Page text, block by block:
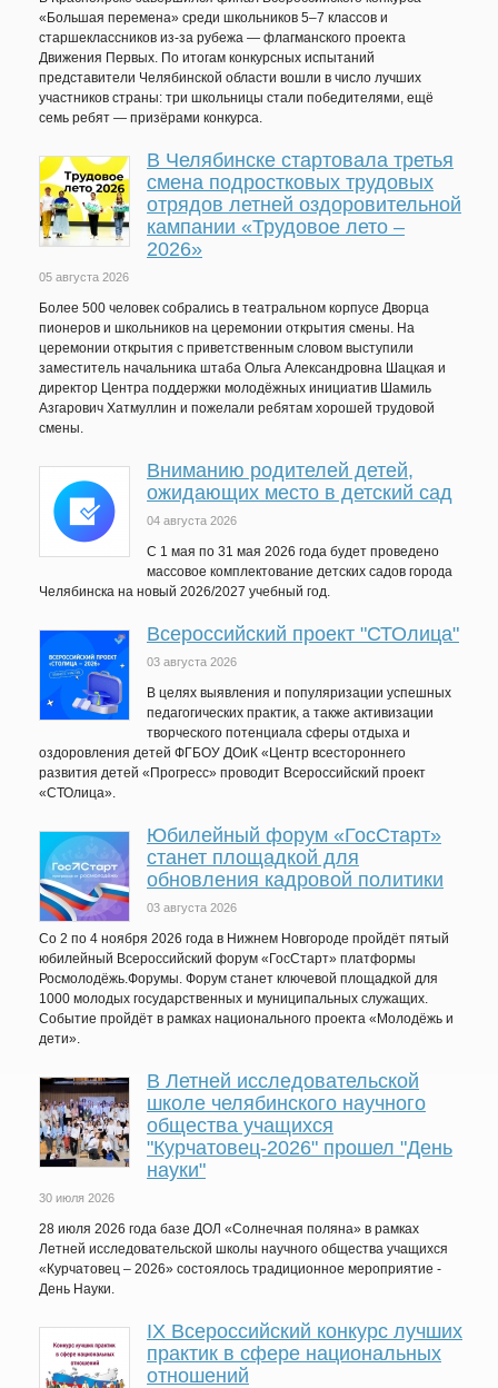
«Большая перемена» среди школьников 5–7 классов и
старшеклассников из-за рубежа — флагманского проекта
Движения Первых. По итогам конкурсных испытаний
представители Челябинской области вошли в число лучших
участников страны: три школьницы стали победителями, ещё
семь ребят — призёрами конкурса.
В Челябинске стартовала третья
смена подростковых трудовых
отрядов летней оздоровительной
кампании «Трудовое лето –
2026»
05 августа 2026
Более 500 человек собрались в театральном корпусе Дворца
пионеров и школьников на церемонии открытия смены. На
церемонии открытия с приветственным словом выступили
заместитель начальника штаба Ольга Александровна Шацкая и
директор Центра поддержки молодёжных инициатив Шамиль
Азгарович Хатмуллин и пожелали ребятам хорошей трудовой
смены.
Вниманию родителей детей,
ожидающих место в детский сад
04 августа 2026
C 1 мая по 31 мая 2026 года будет проведено
массовое комплектование детских садов города
Челябинска на новый 2026/2027 учебный год.
Всероссийский проект "СТОлица"
03 августа 2026
В целях выявления и популяризации успешных
педагогических практик, а также активизации
творческого потенциала сферы отдыха и
оздоровления детей ФГБОУ ДОиК «Центр всестороннего
развития детей «Прогресс» проводит Всероссийский проект
«СТОлица».
Юбилейный форум «ГосСтарт»
станет площадкой для
обновления кадровой политики
03 августа 2026
Со 2 по 4 ноября 2026 года в Нижнем Новгороде пройдёт пятый
юбилейный Всероссийский форум «ГосСтарт» платформы
Росмолодёжь.Форумы. Форум станет ключевой площадкой для
1000 молодых государственных и муниципальных служащих.
Событие пройдёт в рамках национального проекта «Молодёжь и
дети».
В Летней исследовательской
школе челябинского научного
общества учащихся
"Курчатовец-2026" прошел "День
науки"
30 июля 2026
28 июля 2026 года базе ДОЛ «Солнечная поляна» в рамках
Летней исследовательской школы научного общества учащихся
«Курчатовец – 2026» состоялось традиционное мероприятие -
День Науки.
IХ Всероссийский конкурс лучших
практик в сфере национальных
отношений